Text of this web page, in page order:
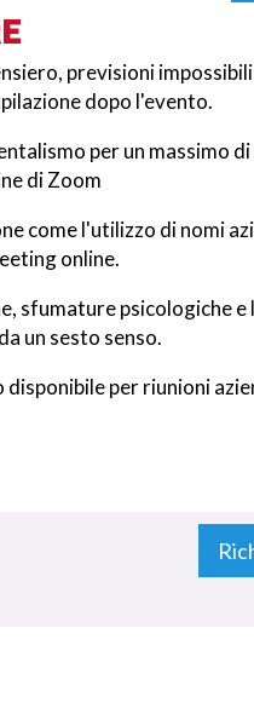
previsioni
dopo l'evento.
per un massimo
di Zoom
come l'utilizzo di nomi
online.
sfumature psicologiche
un sesto senso.
per riunioni